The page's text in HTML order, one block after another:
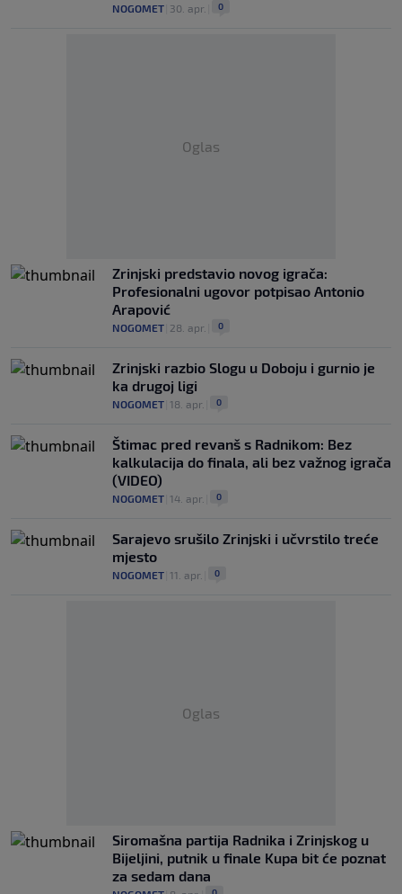
NOGOMET 30. apr. 0
Oglas
Zrinjski predstavio novog igrača:
Profesionalni ugovor potpisao Antonio
Arapović
NOGOMET 28. apr. 0
Zrinjski razbio Slogu u Doboju i gurnio je
ka drugoj ligi
NOGOMET 18. apr. 0
Štimac pred revanš s Radnikom: Bez
kalkulacija do finala, ali bez važnog igrača
(VIDEO)
NOGOMET 14. apr. 0
Sarajevo srušilo Zrinjski i učvrstilo treće
mjesto
NOGOMET 11. apr. 0
Oglas
Siromašna partija Radnika i Zrinjskog u
Bijeljini, putnik u finale Kupa bit će poznat
za sedam dana